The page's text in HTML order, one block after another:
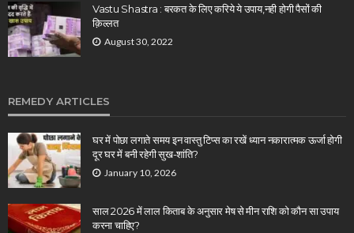
Vastu Shastra : बरकत के लिए करिये ये उपाय,नही होगी पैसों की
क़िल्लत
August 30, 2022
REMEDY ARTICLES
घर में पोछा लगाते समय इन वास्तु टिप्स का रखें ध्यान नकारात्मक ऊर्जा होगी
दूर घर में बनी रहेगी सुख-शांति?
January 10, 2026
साल 2026 में लाल किताब के अनुसार मेष से मीन राशि को कौन सा उपाय
करना चाहिए?